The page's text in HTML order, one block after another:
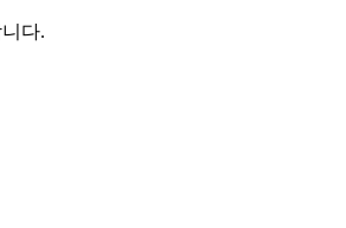
다.